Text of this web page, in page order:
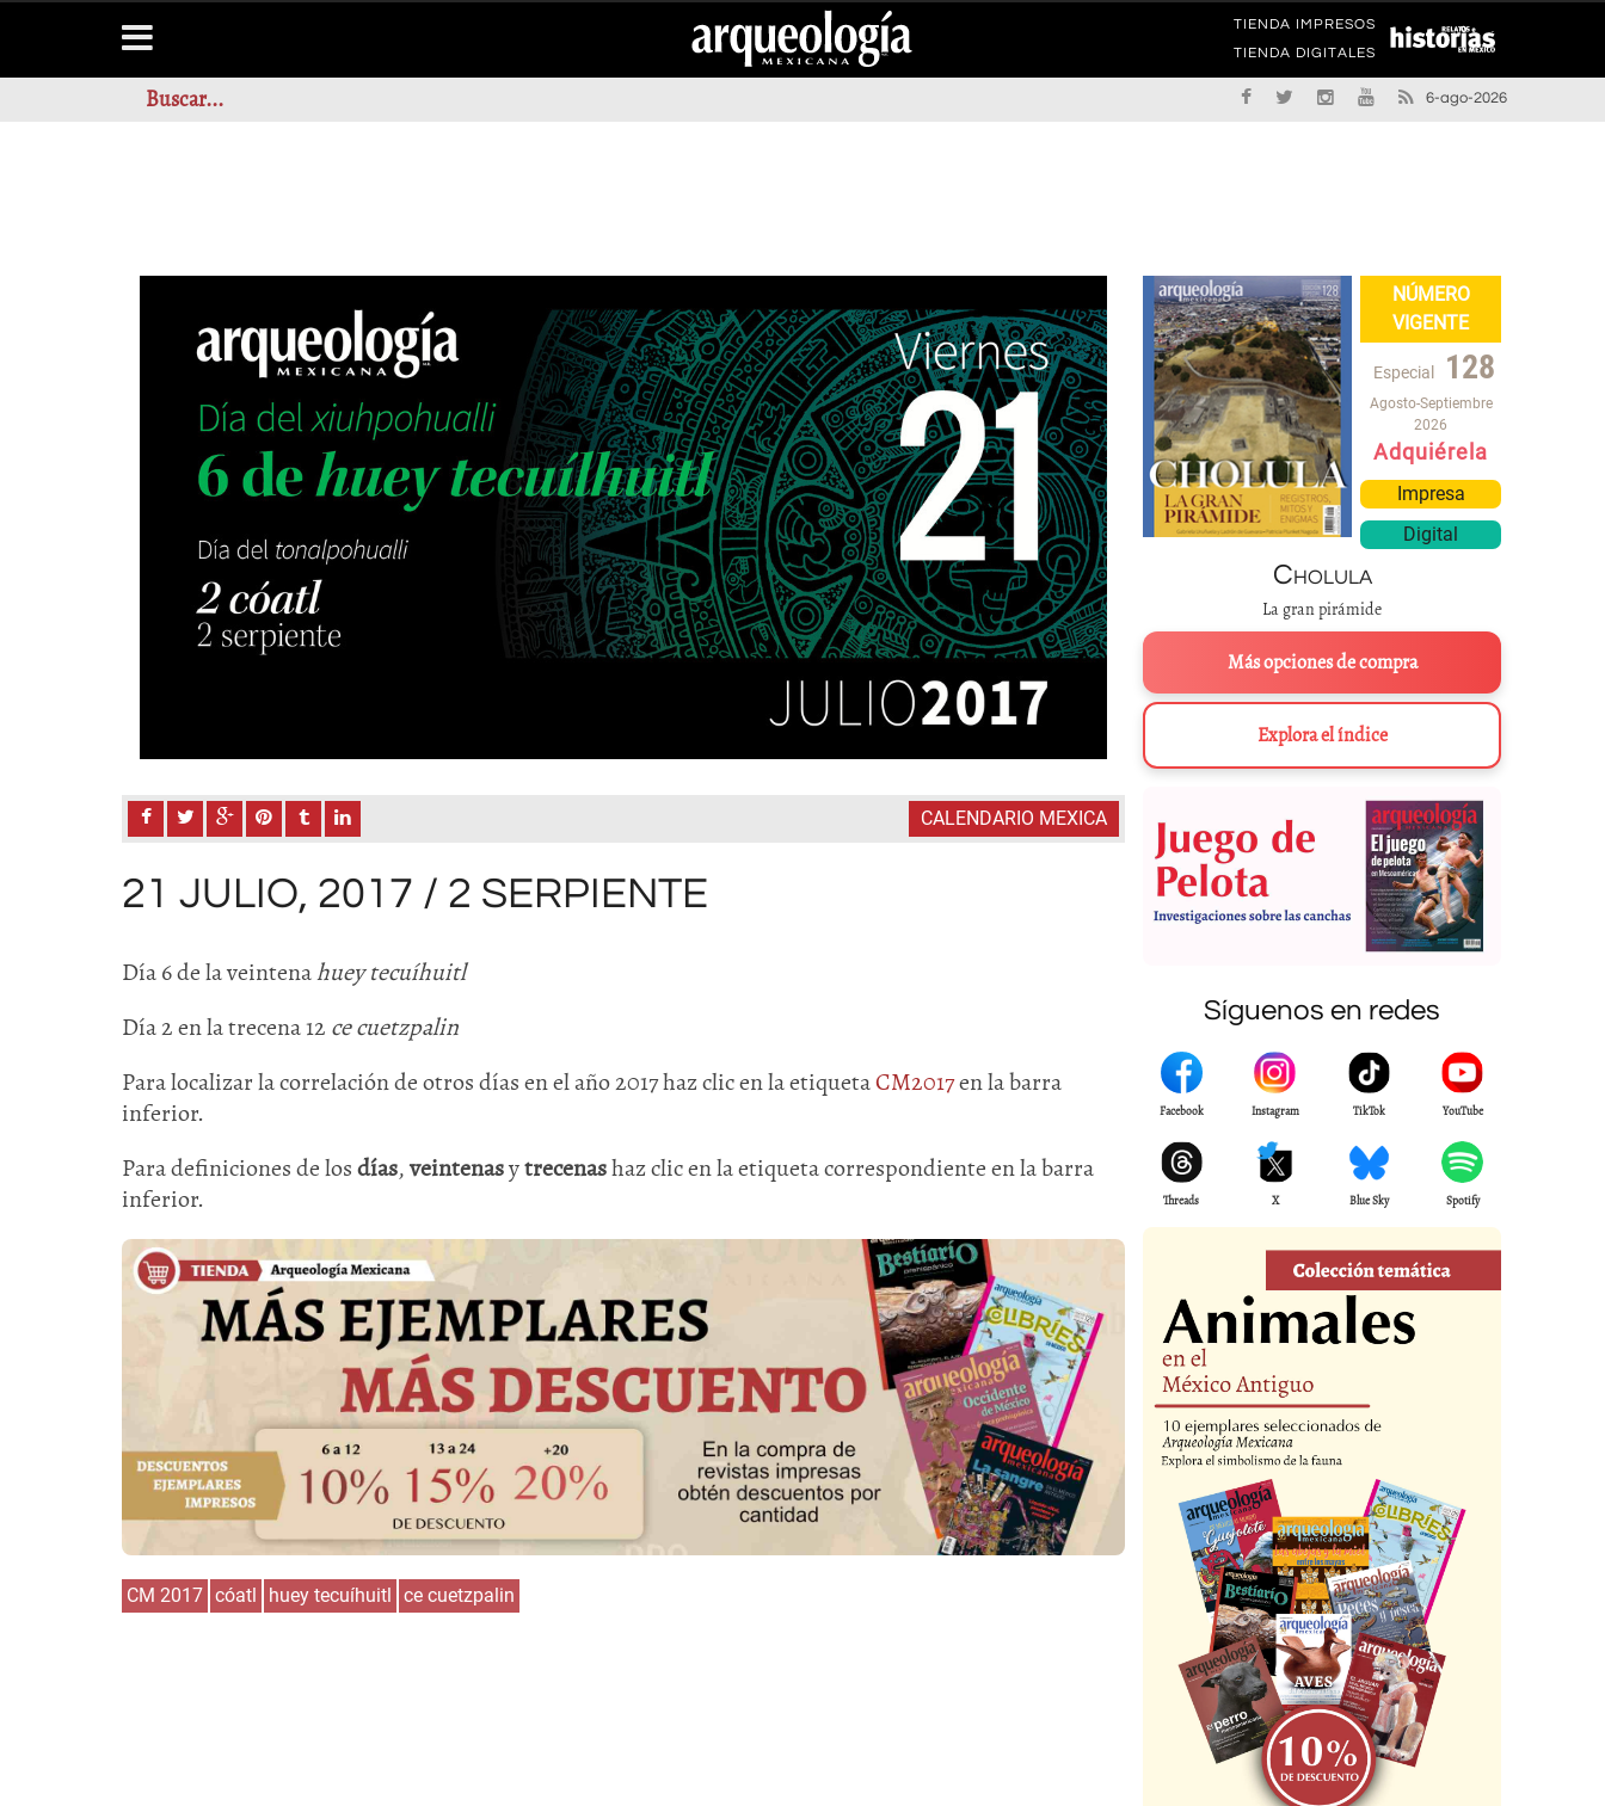
TIENDA IMPRESOS
TIENDA DIGITALES
6-ago-2026
CALENDARIO MEXICA
21 JULIO, 2017 / 2 SERPIENTE
Día 6 de la veintenahuey tecuíhuitl
Día 2 en la trecena 12 ce cuetzpalin
Para localizar la correlación de otros días en el año 2017 haz clic en la etiquetaCM2017en la barra
inferior.
Para definiciones de losdías,veintenasytrecenashaz clic en la etiqueta correspondiente en la barra
inferior.
CM 2017 cóatl huey tecuíhuitl ce cuetzpalin
NÚMERO
VIGENTE
Especial 128
Agosto-Septiembre
2026
Adquiérela
Impresa
Digital
Cholula
La gran pirámide
Más opciones de compra
Explora el índice
Síguenos en redes
Facebook Instagram TikTok YouTube
Threads X Blue Sky Spotify